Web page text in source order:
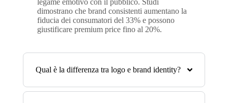
legame emotivo con il pubblico. Studi
dimostrano che brand consistenti aumentano la
fiducia dei consumatori del 33% e possono
giustificare premium price fino al 20%.
Qual è la differenza tra logo e brand identity?